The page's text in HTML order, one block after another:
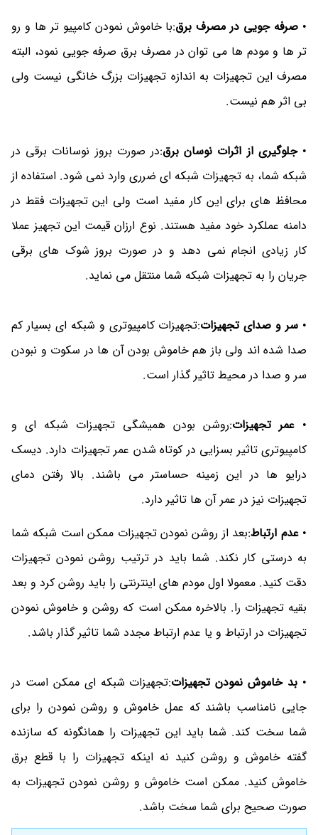
• صرفه جویی در مصرف برق:با خاموش نمودن کامپیو تر ها و رو
تر ها و مودم ها می توان در مصرف برق صرفه جویی نمود، البته
مصرف این تجهیزات به اندازه تجهیزات بزرگ خانگی نیست ولی
بی اثر هم نیست.
•جلوگیری از اثرات نوسان برق:در صورت بروز نوسانات برقی در
شبکه شما، به تجهیزات شبکه ای ضرری وارد نمی شود. استفاده از
محافظ های برای این کار مفید است ولی این تجهیزات فقط در
دامنه عملکرد خود مفید هستند. نوع ارزان قیمت این تجهیز عملا
کار زیادی انجام نمی دهد و در صورت بروز شوک های برقی
جریان را به تجهیزات شبکه شما منتقل می نماید.
• سر و صدای تجهیزات:تجهیزات کامپیوتری و شبکه ای بسیار کم
صدا شده اند ولی باز هم خاموش بودن آن ها در سکوت و نبودن
سر و صدا در محیط تاثیر گذار است.
• عمر تجهیزات:روشن بودن همیشگی تجهیزات شبکه ای و
کامپیوتری تاثیر بسزایی در کوتاه شدن عمر تجهیزات دارد. دیسک
درایو ها در این زمینه حساستر می باشند. بالا رفتن دمای
تجهیزات نیز در عمر آن ها تاثیر دارد.
•عدم ارتباط:بعد از روشن نمودن تجهیزات ممکن است شبکه شما
به درستی کار نکند. شما باید در ترتیب روشن نمودن تجهیزات
دقت کنید. معمولا اول مودم های اینترنتی را باید روشن کرد و بعد
بقیه تجهیزات را. بالاخره ممکن است که روشن و خاموش نمودن
تجهیزات در ارتباط و یا عدم ارتباط مجدد شما تاثیر گذار باشد.
• بد خاموش نمودن تجهیزات:تجهیزات شبکه ای ممکن است در
جایی نامناسب باشند که عمل خاموش و روشن نمودن را برای
شما سخت کند. شما باید این تجهیزات را همانگونه که سازنده
گفته خاموش و روشن کنید نه اینکه تجهیزات را با قطع برق
خاموش کنید. ممکن است خاموش و روشن نمودن تجهیزات به
صورت صحیح برای شما سخت باشد.